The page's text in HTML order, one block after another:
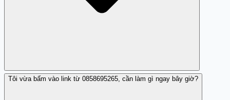
Đây là lừa đảo phishing. Theo nhận xét cộng đồng,
Tôi vừa bấm vào link từ 0858695265, cần làm gì ngay bây giờ?